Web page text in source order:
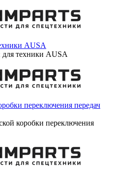
AUSA
техники AUSA
переключения передач
коробки переключения